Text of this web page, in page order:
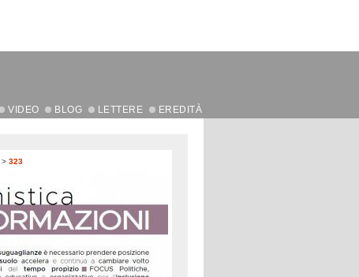
VIDEO BLOG LETTERE EREDITÀ
> 323